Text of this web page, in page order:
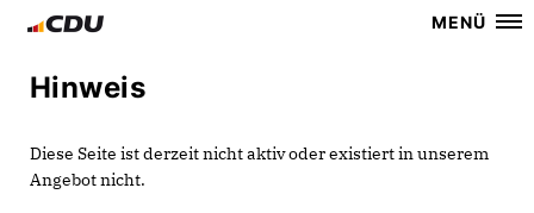
MENÜ
Hinweis
Diese Seite ist derzeit nicht aktiv oder existiert in unserem
Angebot nicht.